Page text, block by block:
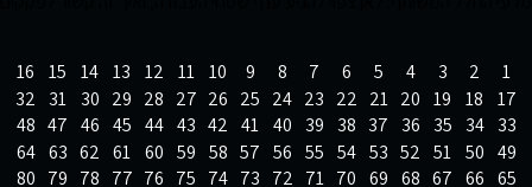
קשר
1
2
3
4
5
6
7
8
9
10
11
12
13
14
15
16
17
18
19
20
21
22
23
24
25
26
27
28
29
30
31
32
33
34
35
36
37
38
39
40
41
42
43
44
45
46
47
48
49
50
51
52
53
54
55
56
57
58
59
60
61
62
63
64
65
66
67
68
69
70
71
72
73
74
75
76
77
78
79
80